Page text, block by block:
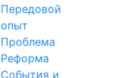
Передовой
опыт
Проблема
Реформа
События и